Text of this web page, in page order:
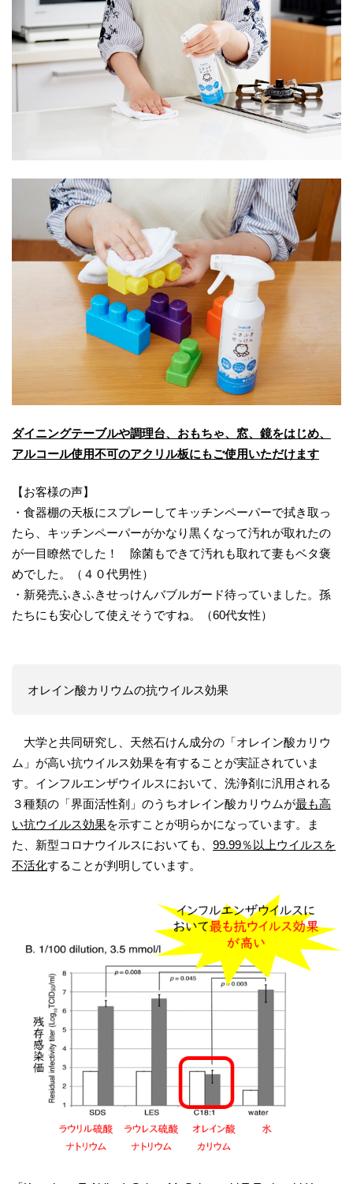
ダイニングテーブルや調理台、おもちゃ、窓、鏡をはじめ、
アルコール使用不可のアクリル板にもご使用いただけます
【お客様の声】
・食器棚の天板にスプレーしてキッチンペーパーで拭き取っ
たら、キッチンペーパーがかなり黒くなって汚れが取れたの
が一目瞭然でした！ 除菌もできて汚れも取れて妻もベタ褒
めでした。（４０代男性）
・新発売ふきふきせっけんバブルガード待っていました。孫
たちにも安心して使えそうですね。（60代女性）
オレイン酸カリウムの抗ウイルス効果
大学と共同研究し、天然石けん成分の「オレイン酸カリウ
ム」が高い抗ウイルス効果を有することが実証されていま
す。インフルエンザウイルスにおいて、洗浄剤に汎用される
３種類の「界面活性剤」のうちオレイン酸カリウムが最も高
い抗ウイルス効果を示すことが明らかになっています。ま
た、新型コロナウイルスにおいても、 99.99％以上ウイルスを
不活化することが判明しています。